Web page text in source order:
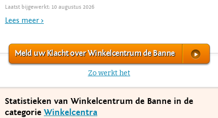
Laatst bijgewerkt: 10 augustus 2026
Lees meer >
Meld uw Klacht over Winkelcentrum de Banne
Zo werkt het
Statistieken van Winkelcentrum de Banne in de
categorie Winkelcentra